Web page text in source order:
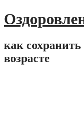
как
возрасте